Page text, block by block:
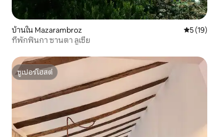
บ้านใน Mazarambroz คะแนนเฉลี่
5 (19)
ที่พักฟินกา ซานตา ลูเซีย
ซูเปอร์โฮสต์
ซูเปอร์โฮสต์